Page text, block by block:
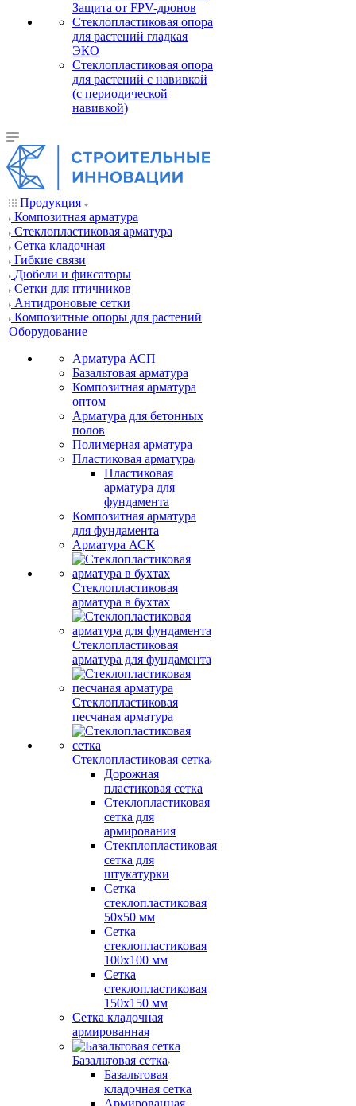
Защита от FPV-дронов
Стеклопластиковая опора
для растений гладкая
ЭКО
Стеклопластиковая опора
для растений с навивкой
(с периодической
навивкой)
Продукция
Композитная арматура
Cтеклопластиковая арматура
Сетка кладочная
Гибкие связи
Дюбели и фиксаторы
Сетки для птичников
Антидроновые сетки
Композитные опоры для растений
Оборудование
Арматура АСП
Базальтовая арматура
Композитная арматура
оптом
Арматура для бетонных
полов
Полимерная арматура
Пластиковая арматура
Пластиковая
арматура для
фундамента
Композитная арматура
для фундамента
Арматура АСК
Стеклопластиковая
арматура в бухтах
Стеклопластиковая
арматура для фундамента
Стеклопластиковая
песчаная арматура
Стеклопластиковая сетка
Дорожная
пластиковая сетка
Стеклопластиковая
сетка для
армирования
Стекплопластиковая
сетка для
штукатурки
Сетка
стеклопластиковая
50x50 мм
Сетка
стеклопластиковая
100x100 мм
Сетка
стеклопластиковая
150x150 мм
Сетка кладочная
армированная
Базальтовая сетка
Базальтовая
кладочная сетка
Армированная